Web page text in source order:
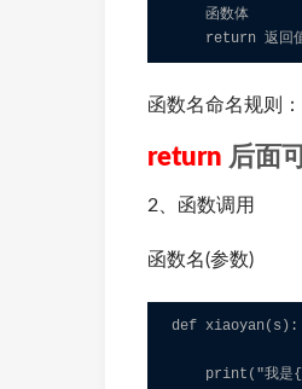
    函数体
return 返回
函数名命名规则
return 后面
2、函数调用
函数名(参数)
def
print("我